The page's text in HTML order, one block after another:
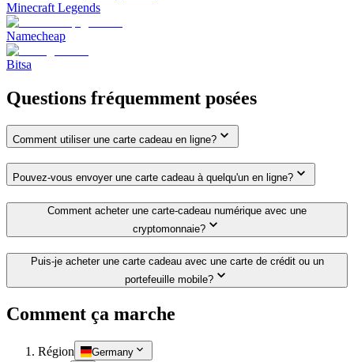
Minecraft Legends
Namecheap
Bitsa
Questions fréquemment posées
Comment utiliser une carte cadeau en ligne?
Pouvez-vous envoyer une carte cadeau à quelqu'un en ligne?
Comment acheter une carte-cadeau numérique avec une
cryptomonnaie?
Puis-je acheter une carte cadeau avec une carte de crédit ou un
portefeuille mobile?
Comment ça marche
Région Germany